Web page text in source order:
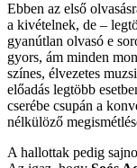
Ebben az első
a kivételnek, de –
gyanútlan olvasó e
gyors, ám minden
színes, élvezetes
előadás legtöbb
cserébe csupán a
nélkülöző
A hallottak pedig